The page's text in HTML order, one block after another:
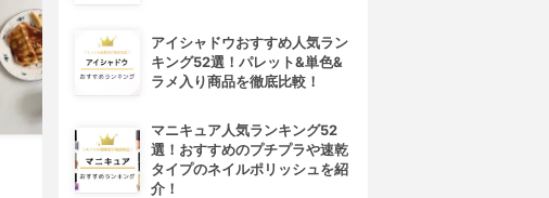
アイシャドウおすすめ人気ラン
キング52選！パレット&単色&
ラメ入り商品を徹底比較！
マニキュア人気ランキング52
選！おすすめのプチプラや速乾
タイプのネイルポリッシュを紹
介！